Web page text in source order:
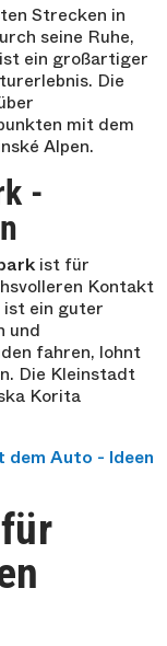
Strecken in
seine Ruhe,
ein großartiger
Die
mit dem
Alpen.
-
ist für
Kontakt
ist ein guter
und
fahren, lohnt
Die Kleinstadt
Korita
Auto - Ideen